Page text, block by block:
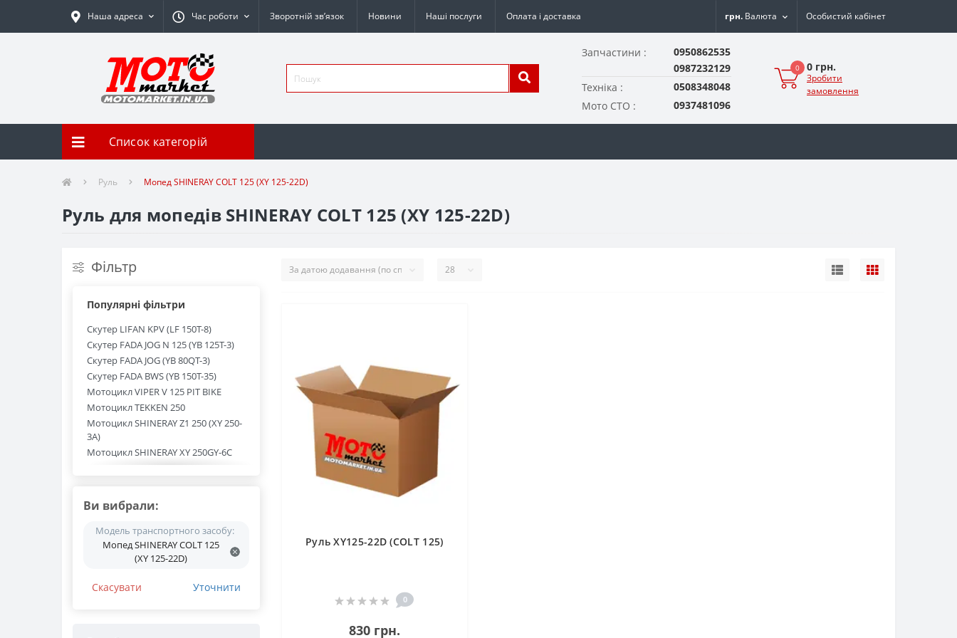
Наша адреса Час роботи Зворотній зв’язок Новини Наші послуги Оплата і доставка грн. Валюта Особистий кабінет
Запчастини :
0950862535
0987232129
Техніка :
0508348048
Мото СТО :
0937481096
0 0 грн.
Зробити
замовлення
Список категорій
Руль Мопед SHINERAY COLT 125 (XY 125-22D)
Руль для мопедів SHINERAY COLT 125 (XY 125-22D)
Фільтр
Популярні фільтри
Скутер LIFAN KPV (LF 150T-8)
Скутер FADA JOG N 125 (YB 125T-3)
Скутер FADA JOG (YB 80QT-3)
Скутер FADA BWS (YB 150T-35)
Мотоцикл VIPER V 125 PIT BIKE
Мотоцикл TEKKEN 250
Мотоцикл SHINERAY Z1 250 (XY 250-
3A)
Мотоцикл SHINERAY XY 250GY-6C
Мотоцикл SHINERAY XY 250GY-6B
Мотоцикл SHINERAY XY 150GY-11B
Мотоцикл SHINERAY X-TRAIL 250 (XY
250GY-9A)
Мотоцикл SHINERAY X-TRAIL 200 (XY
(XY 250GY-15С)
Ви вибрали:
Модель транспортного засобу:
Мопед SHINERAY COLT 125
(XY 125-22D)
Скасувати Уточнити
Руль XY125-22D (COLT 125)
0
830 грн.